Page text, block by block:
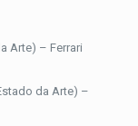
Arte) – Ferrari
da Arte) –